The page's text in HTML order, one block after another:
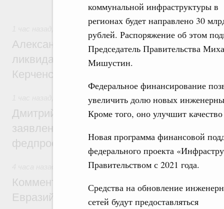
коммунальной инфраструктуры в
регионах будет направлено 30
рублей. Распоряжение об этом
Председатель Правительства
Мишустин.
Федеральное финансирование
увеличить долю новых
Кроме того, оно улучшит
Новая программа финансовой
федерального проекта
Правительством с 2021 года.
Средства на обновление
сетей будут предоставляться
Чрезвычайные ситуации и ликвидация их
Александр Козлов провёл заседание
ликвидации последствий чрезвычайной
Керченском проливе
Среднее профессиональное образование
Дмитрий Чернышенко: Установлен
заявлений от абитуриентов колледжей и
федпроекта «Профессионалитет»
Евразийский экономический союз.
Комментарий Алексея Оверчука по
Евразийского межправительственного